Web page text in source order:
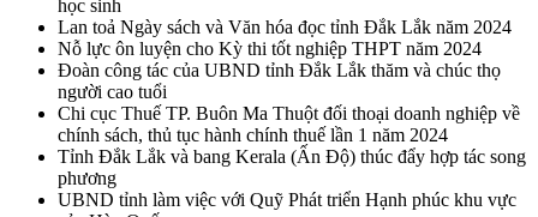
học sinh
Lan toả Ngày sách và Văn hóa đọc tỉnh Đắk Lắk năm 2024
Nỗ lực ôn luyện cho Kỳ thi tốt nghiệp THPT năm 2024
Đoàn công tác của UBND tỉnh Đắk Lắk thăm và chúc thọ
người cao tuổi
Chi cục Thuế TP. Buôn Ma Thuột đối thoại doanh nghiệp về
chính sách, thủ tục hành chính thuế lần 1 năm 2024
Tỉnh Đắk Lắk và bang Kerala (Ấn Độ) thúc đẩy hợp tác song
phương
UBND tỉnh làm việc với Quỹ Phát triển Hạnh phúc khu vực